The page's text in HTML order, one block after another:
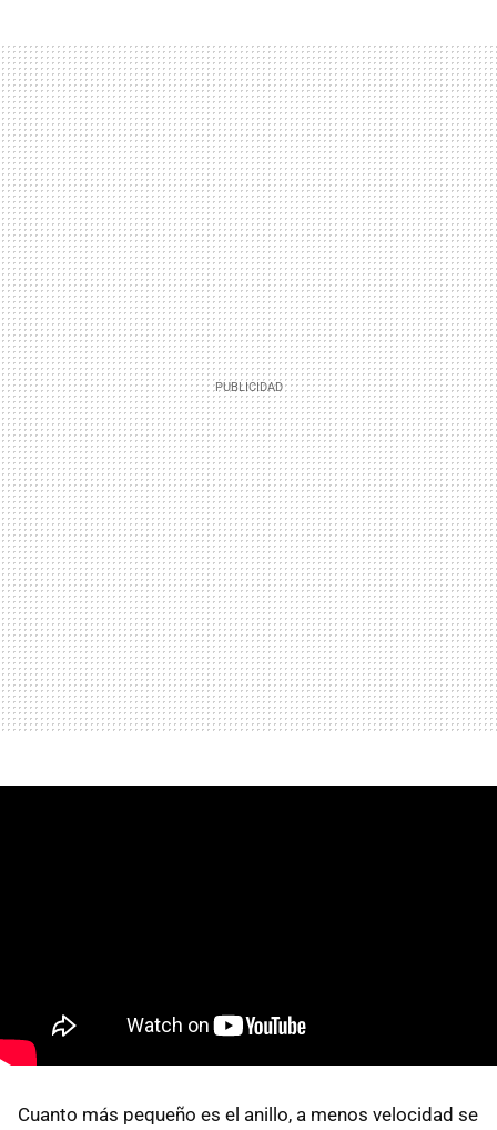
Cuanto más pequeño es el anillo, a menos velocidad se